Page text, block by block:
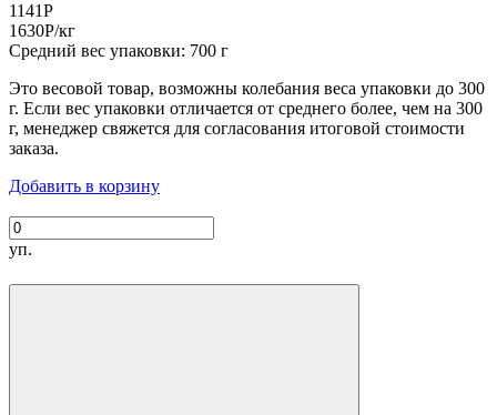
1141Р
1630Р/кг
Средний вес упаковки: 700 г
Это весовой товар, возможны колебания веса упаковки до 300
г. Если вес упаковки отличается от среднего более, чем на 300
г, менеджер свяжется для согласования итоговой стоимости
заказа.
Добавить в корзину
уп.